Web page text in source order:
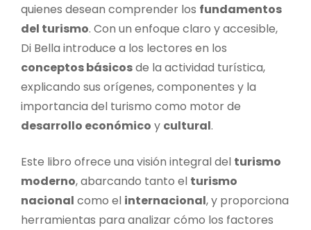
quienes desean comprender los fundamentos
del turismo. Con un enfoque claro y accesible,
Di Bella introduce a los lectores en los
conceptos básicosde la actividad turística,
explicando sus orígenes, componentes y la
importancia del turismo como motor de
desarrollo económico y cultural.
Este libro ofrece una visión integral del turismo
moderno, abarcando tanto el turismo
nacional como el internacional, y proporciona
herramientas para analizar cómo los factores